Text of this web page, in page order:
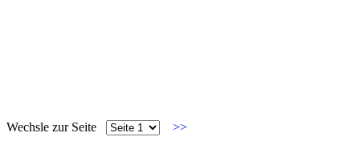
Wechsle zur Seite >>